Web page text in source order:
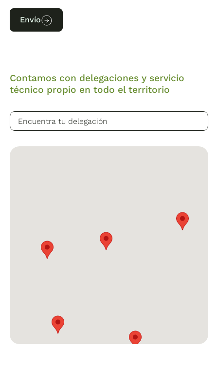
Envío
Contamos con delegaciones y servicio
técnico propio en todo el territorio